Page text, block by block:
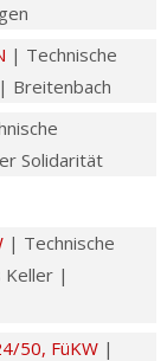
| Technische
Breitenbach
Solidarität
| Technische
Keller |
50, FüKW |